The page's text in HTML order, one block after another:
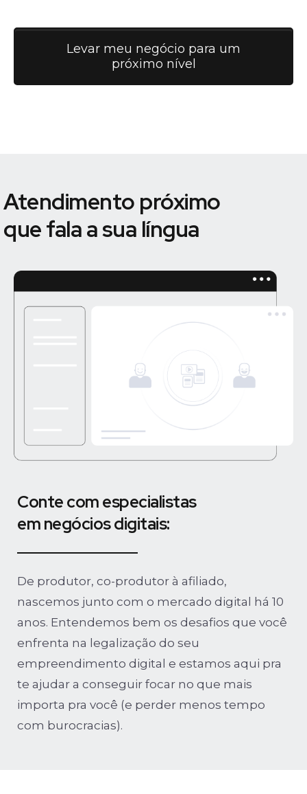
Levar meu negócio para um
próximo nível
Atendimento próximo
que fala a sua língua
Conte com especialistas
em negócios digitais:
De produtor, co-produtor à afiliado,
nascemos junto com o mercado digital há 10
anos. Entendemos bem os desafios que você
enfrenta na legalização do seu
empreendimento digital e estamos aqui pra
te ajudar a conseguir focar no que mais
importa pra você (e perder menos tempo
com burocracias).